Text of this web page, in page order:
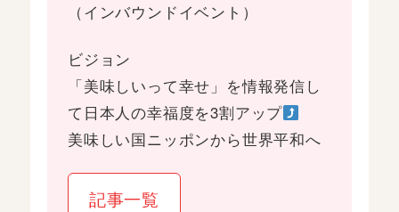
（インバウンドイベント）
ビジョン
「美味しいって幸せ」を情報発信し
て日本人の幸福度を3割アップ
美味しい国ニッポンから世界平和へ
記事一覧